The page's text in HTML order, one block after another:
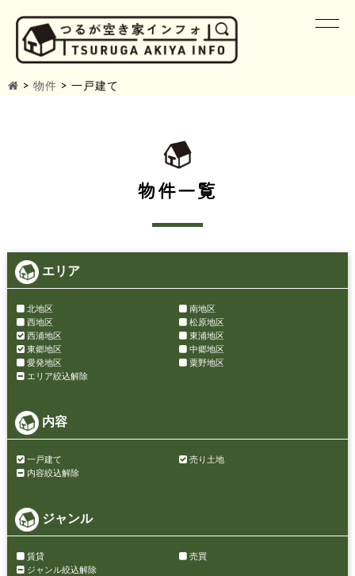
> 物件 > 一戸建て
物件一覧
エリア
北地区
南地区
西地区
松原地区
西浦地区
東浦地区
東郷地区
中郷地区
愛発地区
粟野地区
エリア絞込解除
内容
一戸建て
売り土地
内容絞込解除
ジャンル
賃貸
売買
ジャンル絞込解除